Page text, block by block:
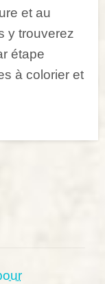
et au
y trouverez
étape
à colorier et